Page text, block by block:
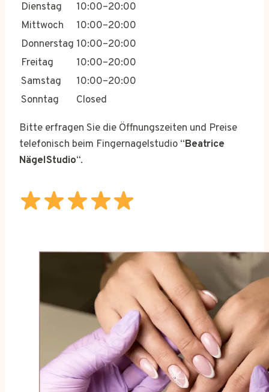
Dienstag
10:00–20:00
Mittwoch
10:00–20:00
Donnerstag 10:00–20:00
Freitag
10:00–20:00
Samstag
10:00–20:00
Sonntag
Closed
Bitte erfragen Sie die Öffnungszeiten und Preise
telefonisch beim Fingernagelstudio “Beatrice
NägelStudio“.